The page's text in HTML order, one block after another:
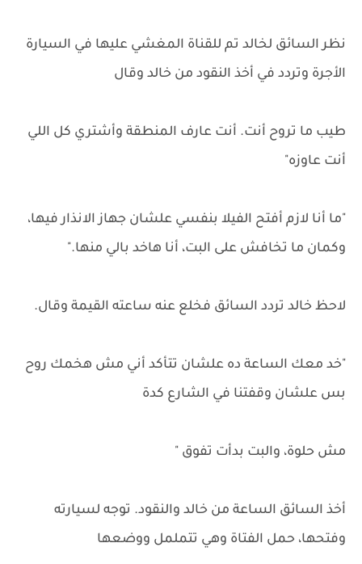
نظر السائق لخالد تم للقناة المغشي عليها في السيارة
الأجرة وتردد في أخذ النقود من خالد وقال
طيب ما تروح أنت. أنت عارف المنطقة وأشتري كل اللي
أنت عاوزه"
"ما أنا لازم أفتح الفيلا بنفسي علشان جهاز الانذار فيها،
وكمان ما تخافش على البت، أنا هاخد بالي منها."
لاحظ خالد تردد السائق فخلع عنه ساعته القيمة وقال.
"خد معك الساعة ده علشان تتأكد أني مش هخمك روح
بس علشان وقفتنا في الشارع كدة
مش حلوة، والبت بدأت تفوق "
أخذ السائق الساعة من خالد والنقود. توجه لسيارته
وفتحها، حمل الفتاة وهي تتململ ووضعها